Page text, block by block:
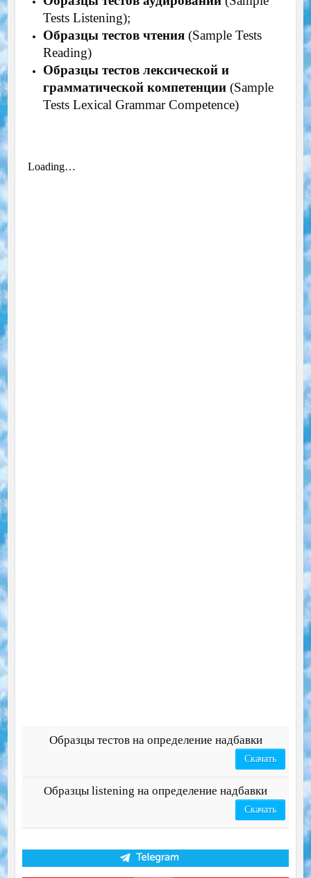
Tests Listening);
Образцы тестов чтения(Sample Tests
Reading)
Образцы тестов лексической и
грамматической компетенции(Sample
Tests Lexical Grammar Competence)
Образцы тестов на определение надбавки
Скачать
Образцы listening на определение надбавки
Скачать